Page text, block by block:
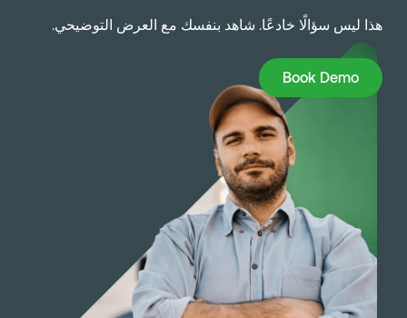
ليس سؤالًا خادعًا. شاهد بنفسك مع العرض التوضيحي.
Book Demo
Book